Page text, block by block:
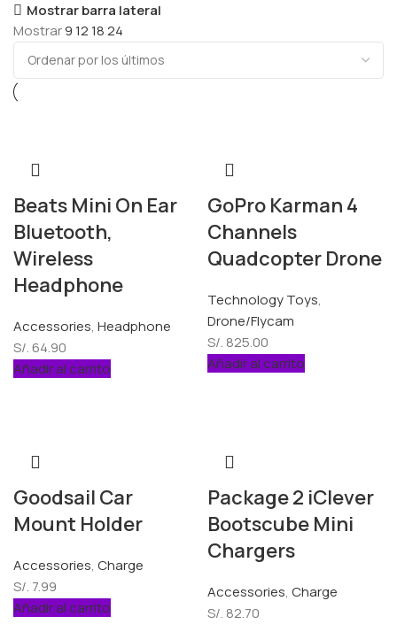
Mostrar barra lateral
Mostrar9121824
Beats Mini On Ear
Bluetooth,
Wireless
Headphone
Accessories, Headphone
S/.64.90
Añadir al carrito
GoPro Karman 4
Channels
Quadcopter Drone
Technology Toys,
Drone/Flycam
S/. 825.00
Añadir al carrito
Goodsail Car
Mount Holder
Accessories, Charge
S/. 7.99
Añadir al carrito
Package 2 iClever
Bootscube Mini
Chargers
Accessories, Charge
S/. 82.70